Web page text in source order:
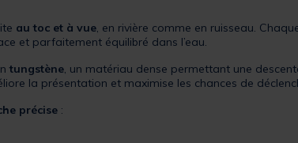
au toc et à vue, en rivière comme en ruisseau.
et parfaitement équilibré dans l’eau.
tungstène, un matériau dense permettant une
la présentation et maximise les chances de
précise :